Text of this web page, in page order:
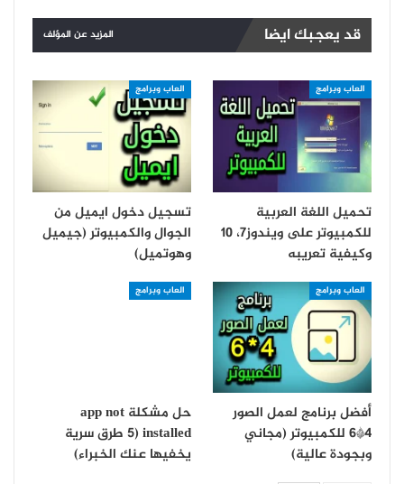
قد يعجبك ايضا المزيد عن المؤلف
العاب وبرامج
تحميل اللغة العربية
للكمبيوتر على ويندوز7، 10
وكيفية تعريبه
العاب وبرامج
تسجيل دخول ايميل من
الجوال والكمبيوتر (جيميل
وهوتميل)
العاب وبرامج
أفضل برنامج لعمل الصور
4*6 للكمبيوتر (مجاني
وبجودة عالية)
العاب وبرامج
حل مشكلة app not
installed (5 طرق سرية
يخفيها عنك الخبراء)